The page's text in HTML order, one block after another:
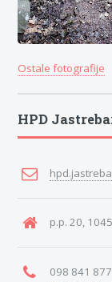
Ostale fotografije
HPD
p.p. 20,
098 841 877